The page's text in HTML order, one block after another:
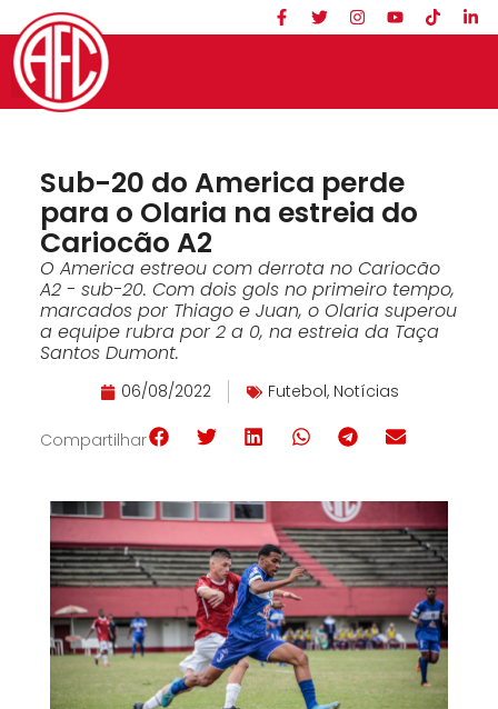
Sub-20 do America perde
para o Olaria na estreia do
Cariocão A2
O America estreou com derrota no Cariocão
A2 - sub-20. Com dois gols no primeiro tempo,
marcados por Thiago e Juan, o Olaria superou
a equipe rubra por 2 a 0, na estreia da Taça
Santos Dumont.
06/08/2022 Futebol, Notícias
Compartilhar